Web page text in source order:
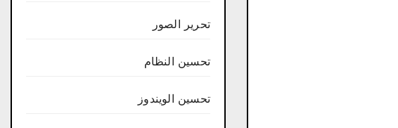
تحرير الصور
تحسين النظام
تحسين الويندوز